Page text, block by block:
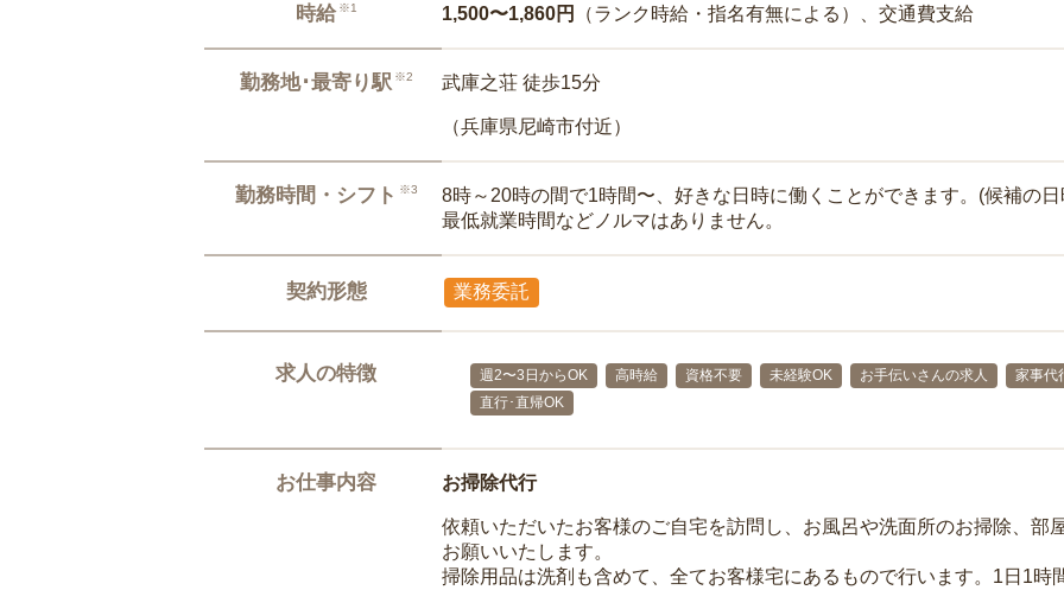
時給 ※1 1,500〜1,860円 （ランク時給・指名有無による）、交通費支給
勤務地･最寄り駅 ※2 武庫之荘 徒歩15分
（兵庫県尼崎市付近）
勤務時間・シフト ※3
8時～20時の間で1時間〜、好きな日時に働くことができます。(候補の
最低就業時間などノルマはありません。
契約形態 業務委託
求人の特徴 週2〜3日からOK 高時給 資格不要 未経験OK お手伝いさんの求人 家事代
直行･直帰OK
お仕事内容 お掃除代行
依頼いただいたお客様のご自宅を訪問し、お風呂や洗面所のお掃除、部
お願いいたします。
掃除用品は洗剤も含めて、全てお客様宅にあるもので行います。1日1時